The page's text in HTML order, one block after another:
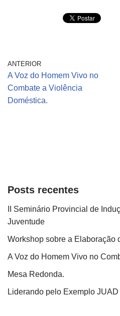
ANTERIOR
A Voz do Homem Vivo no
Combate a Violência
Doméstica.
Posts recentes
II Seminário Provincial de
Juventude
Workshop sobre a Elaboração
A Voz do Homem Vivo no
Mesa Redonda.
Liderando pelo Exemplo